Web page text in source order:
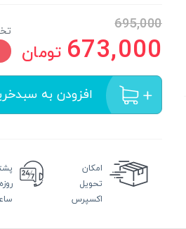
695,000
673,000 تومان
افزودن به
امکان
تحویل
اکسپرس